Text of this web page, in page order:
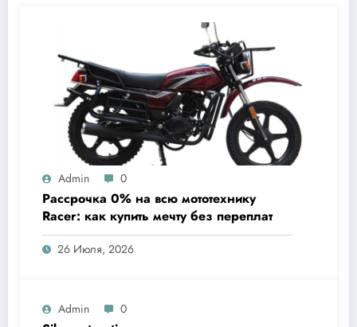
Admin 0
Рассрочка 0% на всю мототехнику
Racer: как купить мечту без переплат
26 Июля, 2026
Admin 0